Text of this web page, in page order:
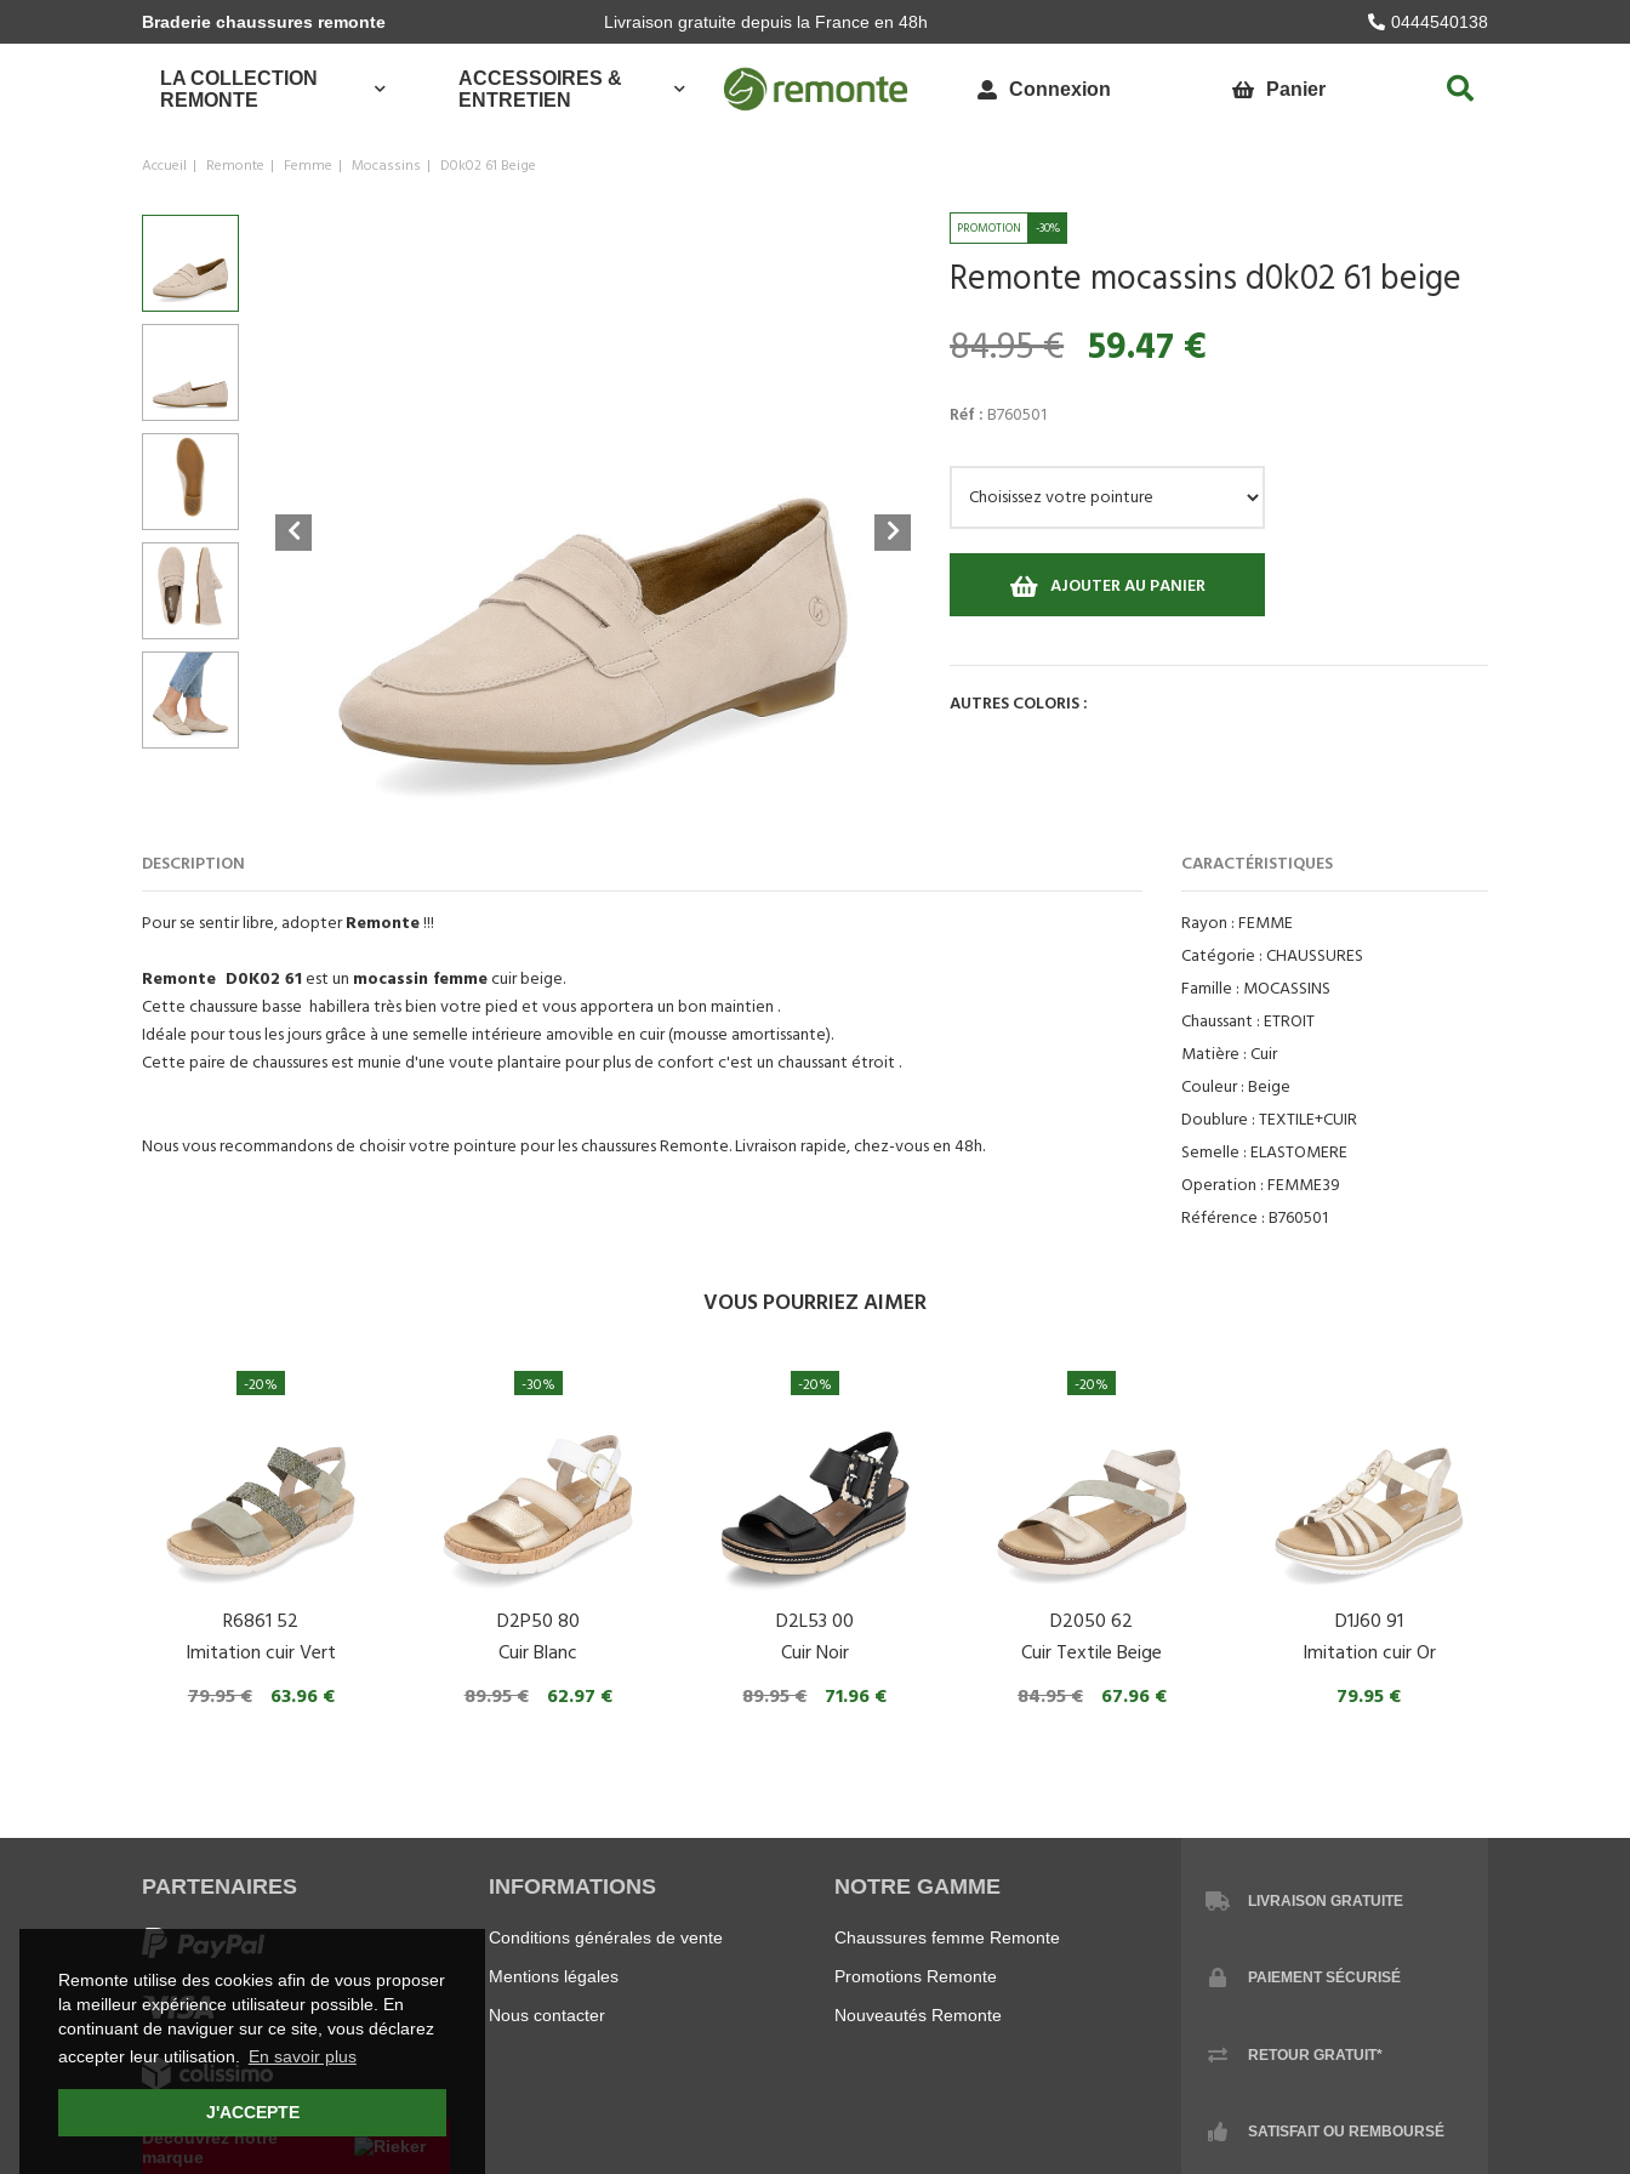
Remonte utilise des cookies afin de vous proposer
la meilleur expérience utilisateur possible. En
continuant de naviguer sur ce site, vous déclarez
accepter leur utilisation.
En savoir plus
J'ACCEPTE
Braderie chaussures remonte Livraison gratuite depuis la France en 48h 0444540138
LA COLLECTION
REMONTE
ACCESSOIRES &
ENTRETIEN
Connexion Panier
Accueil Remonte Femme Mocassins D0k02 61 Beige
-30%
Remonte mocassins d0k02 61 beige
84.95 € 59.47 €
Réf : B760501
AJOUTER AU PANIER
AUTRES COLORIS :
DESCRIPTION
Pour se sentir libre, adopterRemonte!!!
Remonte D0K02 61est un mocassin femmecuir beige.
Cette chaussure basse habillera très bien votre pied et vous apportera un bon maintien .
Idéale pour tous les jours grâce à une semelle intérieure amovible en cuir (mousse amortissante).
Cette paire de chaussures est munie d'une voute plantaire pour plus de confort c'est un chaussant étroit .
Nous vous recommandons de choisir votre pointure pour les chaussures Remonte. Livraison rapide, chez-vous en 48h.
CARACTÉRISTIQUES
Rayon :FEMME
Catégorie :CHAUSSURES
Famille : MOCASSINS
Chaussant :ETROIT
Matière :Cuir
Couleur :Beige
Doublure :TEXTILE+CUIR
Semelle :ELASTOMERE
Operation :FEMME39
Référence :B760501
VOUS POURRIEZ AIMER
R6861 52
Imitation cuir Vert
79.95 €
63.96 €
-20%
D2P50 80
Cuir Blanc
89.95 €
62.97 €
-30%
D2L53 00
Cuir Noir
89.95 € 71.96 €
-20%
D2050 62
Cuir Textile Beige
84.95 €
67.96 €
-20%
D1J60 91
Imitation cuir Or
79.95 €
PARTENAIRES
Découvrez notre
marque
INFORMATIONS
Conditions générales de vente
Mentions légales
Nous contacter
NOTRE GAMME
Chaussures femme Remonte
Promotions Remonte
Nouveautés Remonte
LIVRAISON GRATUITE
PAIEMENT SÉCURISÉ
RETOUR GRATUIT*
SATISFAIT OU REMBOURSÉ